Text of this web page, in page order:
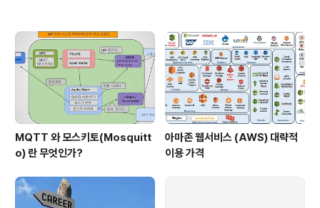
MQTT 와 모스키토(Mosquitt
o) 란 무엇인가?
아마존 웹서비스 (AWS) 대략적
이용 가격